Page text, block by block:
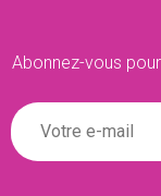
Abonnez-vous